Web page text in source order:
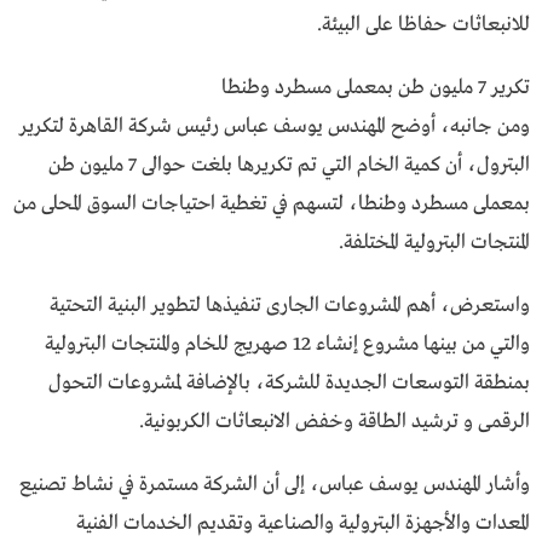
للانبعاثات حفاظا على البيئة.
تكرير 7 مليون طن بمعملى مسطرد وطنطا
ومن جانبه، أوضح المهندس يوسف عباس رئيس شركة القاهرة لتكرير
البترول، أن كمية الخام التي تم تكريرها بلغت حوالى 7 مليون طن
بمعملى مسطرد وطنطا، لتسهم في تغطية احتياجات السوق المحلى من
المنتجات البترولية المختلفة.
واستعرض، أهم المشروعات الجارى تنفيذها لتطوير البنية التحتية
والتي من بينها مشروع إنشاء 12 صهريج للخام والمنتجات البترولية
بمنطقة التوسعات الجديدة للشركة، بالإضافة لمشروعات التحول
الرقمى و ترشيد الطاقة وخفض الانبعاثات الكربونية.
وأشار المهندس يوسف عباس، إلى أن الشركة مستمرة في نشاط تصنيع
المعدات والأجهزة البترولية والصناعية وتقديم الخدمات الفنية